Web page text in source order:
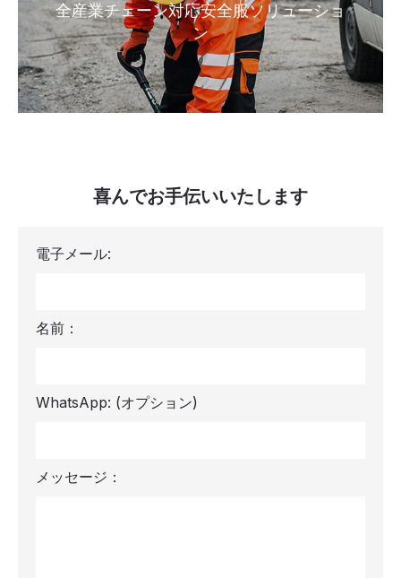
全産業チェーン対応安全服ソリューショ
ン
喜んでお手伝いいたします
電子メール:
名前：
WhatsApp: (オプション)
メッセージ：